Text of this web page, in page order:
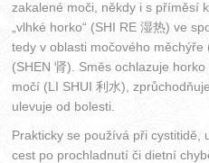
zakalené moči, někdy i s příměsí
„vlhké horko“ (SHI RE 湿热) ve
tedy v oblasti močového měchýře
(SHEN 肾). Směs ochlazuje
močí (LI SHUI 利水),
ulevuje od bolesti.
Prakticky se používá při cystitidě,
cest po prochladnutí či dietní